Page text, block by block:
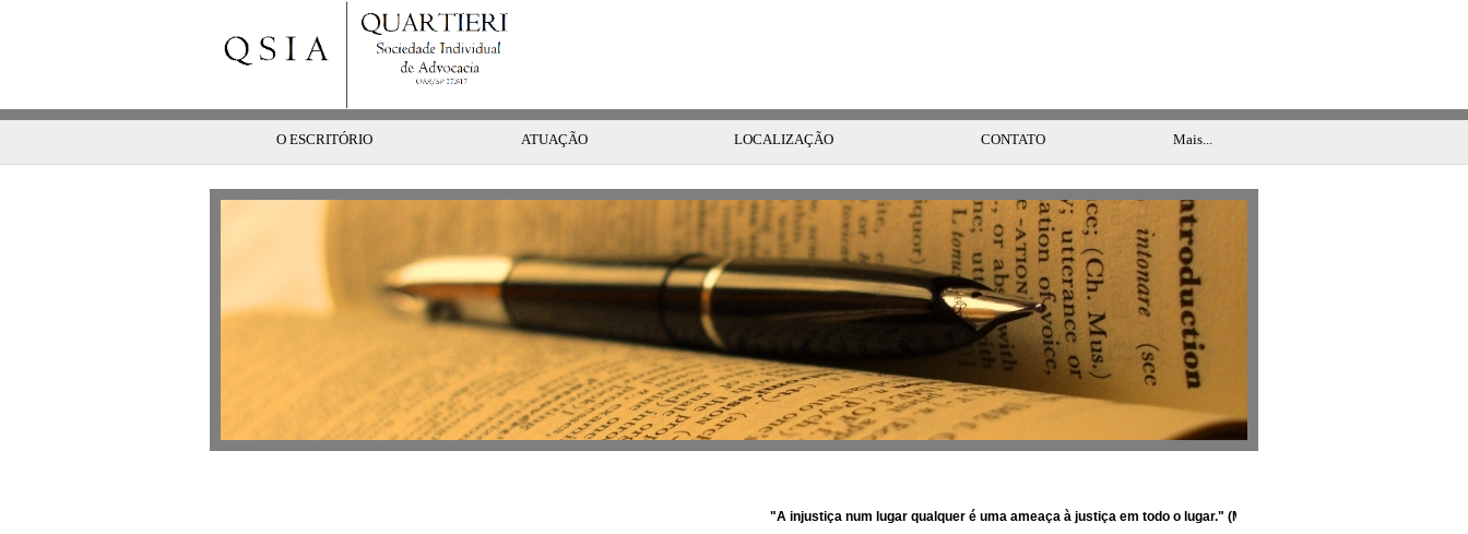
O ESCRITÓRIO ATUAÇÃO LOCALIZAÇÃO CONTATO Mais...
"A injustiça num lugar qualquer é uma ameaça à justiça em todo o lugar." (Martin Luther King Jr)